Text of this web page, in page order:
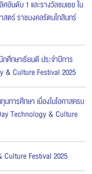
ศอันดับ 1 และรางวัลชมเชย ใน
ตร์ ราชมงคลรัตนโกสินทร์
ศึกษาเรียนดี ประจำปีการ
& Culture Festival 2025
ารศึกษา เนื่องในโอกาสครบ
Technology & Culture
Festival 2025